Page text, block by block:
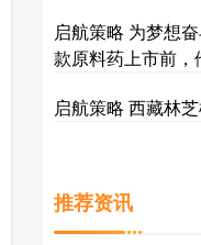
启航策略 为梦想
款原料药上市前，
启航策略 西藏林
推荐资讯